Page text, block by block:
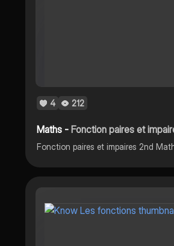
4 212
Maths -Fonction paires et
Fonction paires et impaires 2nd